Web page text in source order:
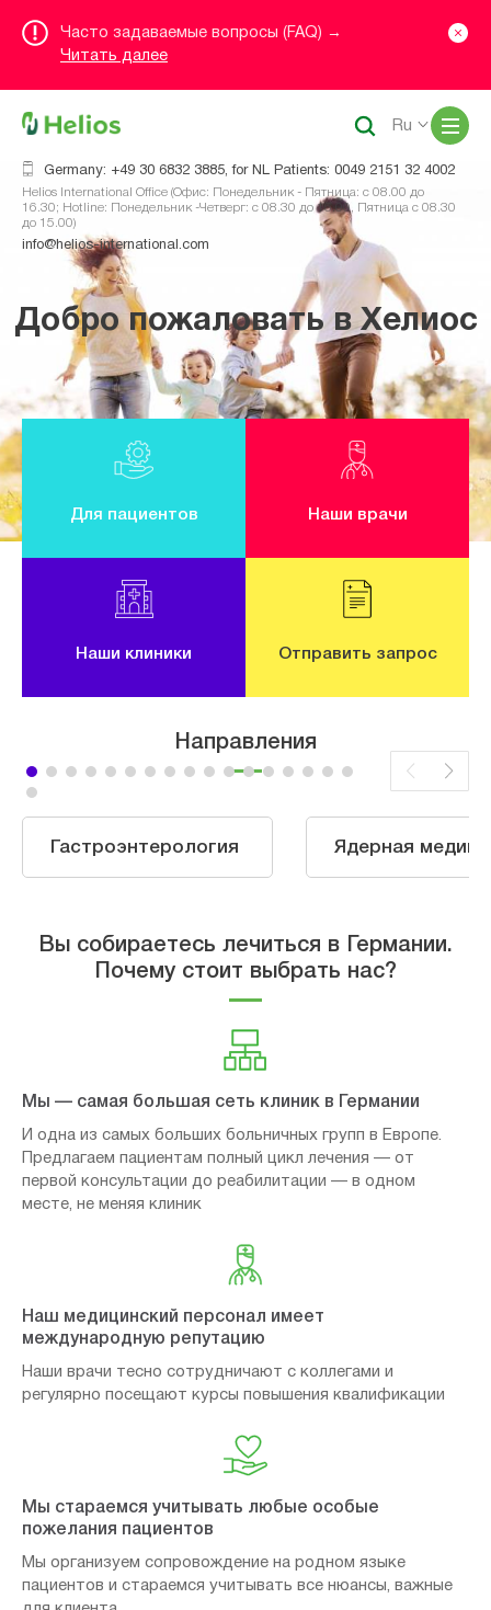
Часто задаваемые вопросы (FAQ) →
Читать далее
Germany: +49 30 6832 3885, for NL Patients: 0049 2151 32 4002
Helios International Office (Офис: Понедельник - Пятница: с 08.00 до
16.30; Hotline: Понедельник -Четверг: с 08.30 до 16.00, Пятница с 08.30
до 15.00)
info@helios-international.com
Ru
Добро пожаловать в Хелиос
Для пациентов Наши врачи
Наши клиники Отправить запрос
Направления
Гастроэнтерология Ядерная
Вы собираетесь лечиться в Германии.
Почему стоит выбрать нас?
Мы — самая большая сеть клиник в Германии
И одна из самых больших больничных групп в Европе.
Предлагаем пациентам полный цикл лечения — от
первой консультации до реабилитации — в одном
месте, не меняя клиник
Наш медицинский персонал имеет
международную репутацию
Наши врачи тесно сотрудничают с коллегами и
регулярно посещают курсы повышения квалификации
Мы стараемся учитывать любые особые
пожелания пациентов
Мы организуем сопровождение на родном языке
пациентов и стараемся учитывать все нюансы, важные